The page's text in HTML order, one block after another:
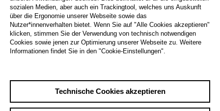
Alle Merkmale
Sa29.8.
sozialen Medien, aber auch ein Trackingtool, welches uns Auskunft
über die Ergonomie unserer Webseite sowie das
Nutzer*innenverhalten bietet. Wenn Sie auf "Alle Cookies akzeptieren"
klicken, stimmen Sie der Verwendung von technisch notwendigen
Cookies sowie jenen zur Optimierung unserer Webseite zu. Weitere
Informationen findet Sie in den "Cookie-Einstellungen".
Technische Cookies akzeptieren